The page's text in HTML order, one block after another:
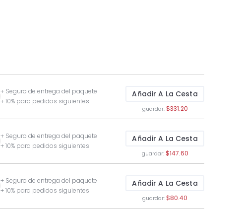
+ Seguro de entrega del paquete
+ 10% para pedidos siguientes
Añadir A La Cesta
guardar:$331.20
+ Seguro de entrega del paquete
+ 10% para pedidos siguientes
Añadir A La Cesta
guardar:$147.60
+ Seguro de entrega del paquete
+ 10% para pedidos siguientes
Añadir A La Cesta
guardar:$80.40